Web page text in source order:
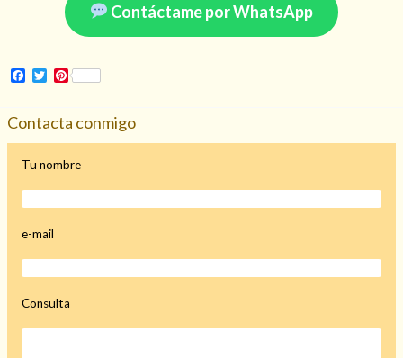
Cómo alejar a la amante de mi esposo
Contáctame por WhatsApp
Facebook
Twitter
Pinterest
Contacta conmigo
Tu nombre
e-mail
Consulta